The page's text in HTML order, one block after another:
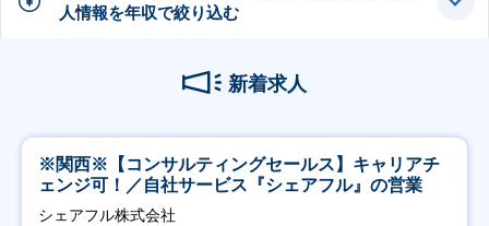
人情報を年収で絞り込む
新着求人
※関西※【コンサルティングセールス】キャリアチ
ェンジ可！／自社サービス『シェアフル』の営業
シェアフル株式会社